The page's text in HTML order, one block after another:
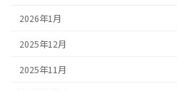
2026年1月
2025年12月
2025年11月